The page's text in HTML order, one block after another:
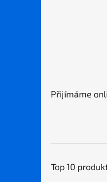
Přijímáme
Top 10